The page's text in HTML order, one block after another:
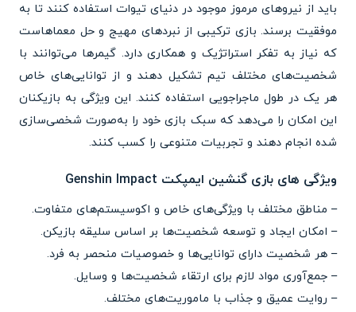
باید از نیروهای مرموز موجود در دنیای تیوات استفاده کنند تا به
موفقیت برسند. بازی ترکیبی از نبردهای مهیج و حل معماهاست
که نیاز به تفکر استراتژیک و همکاری دارد. گیمرها می‌توانند با
شخصیت‌های مختلف تیم تشکیل دهند و از توانایی‌های خاص
هر یک در طول ماجراجویی استفاده کنند. این ویژگی به بازیکنان
این امکان را می‌دهد که سبک بازی خود را به‌صورت شخصی‌سازی
شده انجام دهند و تجربیات متنوعی را کسب کنند.
ویژگی های بازی گنشین ایمپکت Genshin Impact
– مناطق مختلف با ویژگی‌های خاص و اکوسیستم‌های متفاوت.
– امکان ایجاد و توسعه شخصیت‌ها بر اساس سلیقه بازیکن.
– هر شخصیت دارای توانایی‌ها و خصوصیات منحصر به فرد.
– جمع‌آوری مواد لازم برای ارتقاء شخصیت‌ها و وسایل.
– روایت عمیق و جذاب با ماموریت‌های مختلف.